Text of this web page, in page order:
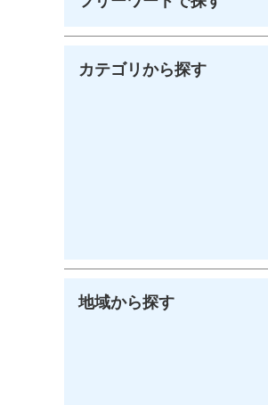
カテゴリから探す
地域から探す